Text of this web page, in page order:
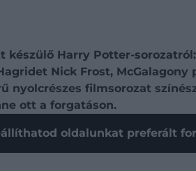
Harry Potter-
Nick Frost,
nyolcrészes filmsorozat
ott a forgatáson.
oldalunkat preferált